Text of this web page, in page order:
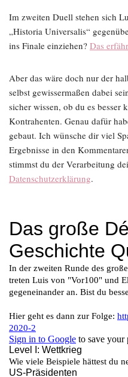
Im zweiten Duell stehen sich
„Historia Universalis“
ins Finale einziehen? Das
Aber das wäre doch nur der
selbst gewissermaßen dabei
sicher wissen, ob du es besser
Kontrahenten. Genau dafür
gebaut. Ich wünsche dir viel
Ergebnisse in den
stimmst du der Verarbeitung
Datenschutzerklärung.